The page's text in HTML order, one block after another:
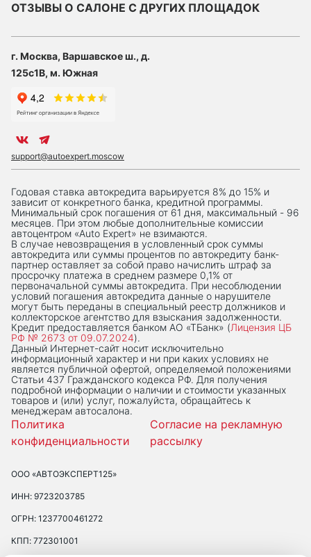
ОТЗЫВЫ О САЛОНЕ С ДРУГИХ ПЛОЩАДОК
г. Москва, Варшавское ш., д.
125с1В, м. Южная
support@autoexpert.moscow
Годовая ставка автокредита варьируется 8% до 15% и
зависит от конкретного банка, кредитной программы.
Минимальный срок погашения от 61 дня, максимальный - 96
месяцев. При этом любые дополнительные комиссии
автоцентром «Auto Expert» не взимаются.
В случае невозвращения в условленный срок суммы
автокредита или суммы процентов по автокредиту банк-
партнер оставляет за собой право начислить штраф за
просрочку платежа в среднем размере 0,1% от
первоначальной суммы автокредита. При несоблюдении
условий погашения автокредита данные о нарушителе
могут быть переданы в специальный реестр должников и
коллекторское агентство для взыскания задолженности.
Кредит предоставляется банком АО «ТБанк» (Лицензия ЦБ
РФ № 2673 от 09.07.2024).
Данный Интернет-сaйт носит исключительно
информационный характер и ни при каких условиях не
является публичной офертой, определяемой положениями
Статьи 437 Гражданского кодекса РФ. Для получения
подробной информации о наличии и стоимости указанных
товаров и (или) услуг, пожалуйста, обращайтесь к
менеджерам автосалона.
Политика
конфиденциальности
Согласие на рекламную
рассылку
ООО «АВТОЭКСПЕРТ125»
ИНН: 9723203785
ОГРН: 1237700461272
КПП: 772301001